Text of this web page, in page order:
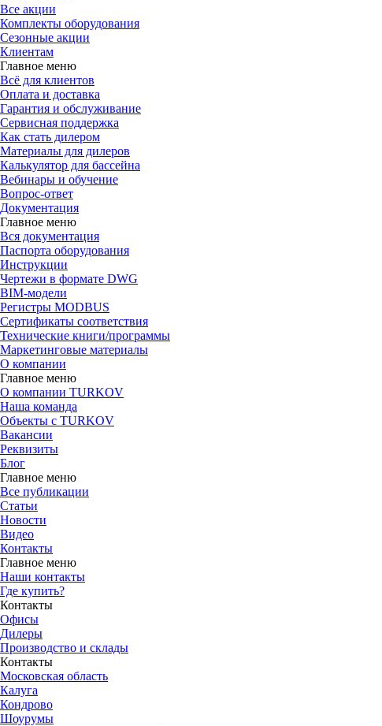
Все акции
Комплекты оборудования
Сезонные акции
Клиентам
Главное меню
Всё для клиентов
Оплата и доставка
Гарантия и обслуживание
Сервисная поддержка
Как стать дилером
Материалы для дилеров
Калькулятор для бассейна
Вебинары и обучение
Вопрос-ответ
Документация
Главное меню
Вся документация
Паспорта оборудования
Инструкции
Чертежи в формате DWG
BIM-модели
Регистры MODBUS
Сертификаты соответствия
Технические книги/программы
Маркетинговые материалы
О компании
Главное меню
О компании TURKOV
Наша команда
Объекты с TURKOV
Вакансии
Реквизиты
Блог
Главное меню
Все публикации
Статьи
Новости
Видео
Контакты
Главное меню
Наши контакты
Где купить?
Контакты
Офисы
Дилеры
Производство и склады
Контакты
Московская область
Калуга
Кондрово
Шоурумы